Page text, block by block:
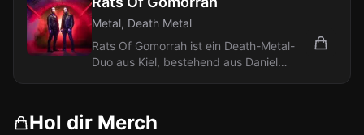
Metal, Death Metal
Rats Of Gomorrah ist ein Death-Metal-
Duo aus Kiel, bestehend aus Daniel
Hol dir Merch